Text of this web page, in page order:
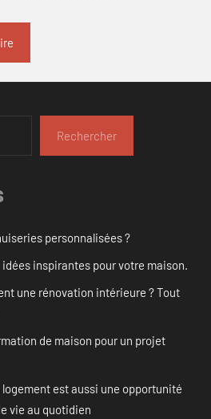
Rechercher
personnalisées ?
inspirantes pour votre maison.
une rénovation intérieure ? Tout
de maison pour un projet
est aussi une opportunité
vie au quotidien